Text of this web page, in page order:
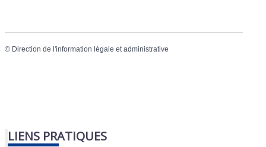
© Direction de l'information légale et administrative
LIENS PRATIQUES